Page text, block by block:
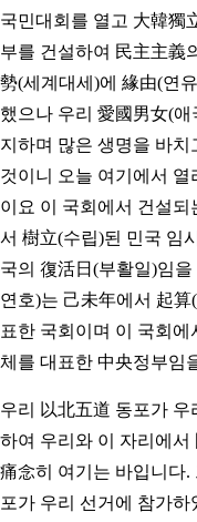
국민대회를 열고 大韓獨
부를 건설하여 民主主義
勢(세계대세)에 緣由(연
했으나 우리 愛國男女(애
지하며 많은 생명을 바
것이니 오늘 여기에서
이요 이 국회에서 건설되
서 樹立(수립)된 민국 임
국의 復活日(부활일)임
연호)는 己未年에서 起
표한 국회이며 이 국회
체를 대표한 中央정부임
우리 以北五道 동포가 우
하여 우리와 이 자리에서
痛念히 여기는 바입니다.
포가 우리 선거에 참가